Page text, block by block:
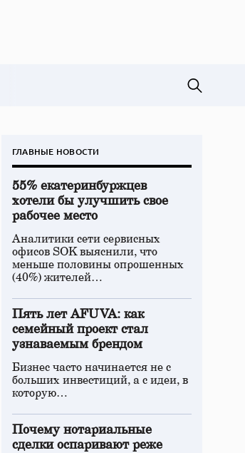
ГЛАВНЫЕ НОВОСТИ
55% екатеринбуржцев
хотели бы улучшить свое
рабочее место
Аналитики сети сервисных
офисов SOK выяснили, что
меньше половины опрошенных
(40%) жителей…
Пять лет AFUVA: как
семейный проект стал
узнаваемым брендом
Бизнес часто начинается не с
больших инвестиций, а с идеи, в
которую…
Почему нотариальные
сделки оспаривают реже